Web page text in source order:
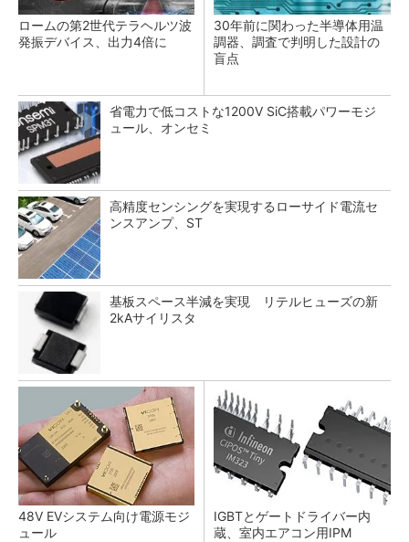
ロームの第2世代テラヘルツ波
発振デバイス、出力4倍に
30年前に関わった半導体用温
調器、調査で判明した設計の
盲点
省電力で低コストな1200V SiC搭載パワーモジ
ュール、オンセミ
高精度センシングを実現するローサイド電流セ
ンスアンプ、ST
基板スペース半減を実現 リテルヒューズの新
2kAサイリスタ
48V EVシステム向け電源モジ
ュール
IGBTとゲートドライバー内
蔵、室内エアコン用IPM